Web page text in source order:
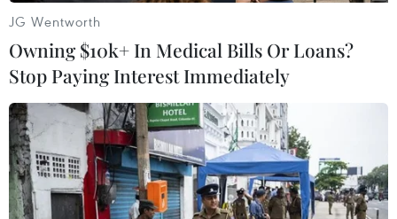
JG Wentworth
Owning $10k+ In Medical Bills Or Loans?
Stop Paying Interest Immediately